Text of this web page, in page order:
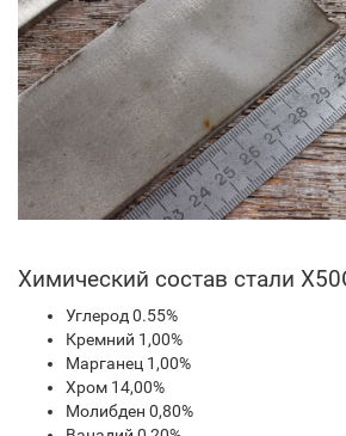
Химический состав стали
Углерод 0.55%
Кремний 1,00%
Марганец 1,00%
Хром 14,00%
Молибден 0,80%